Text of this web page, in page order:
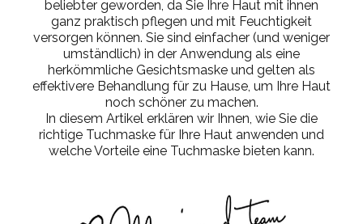
beliebter geworden, da Sie Ihre Haut mit ihnen
ganz praktisch pflegen und mit Feuchtigkeit
versorgen können. Sie sind einfacher (und weniger
umständlich) in der Anwendung als eine
herkömmliche Gesichtsmaske und gelten als
effektivere Behandlung für zu Hause, um Ihre Haut
noch schöner zu machen.
In diesem Artikel erklären wir Ihnen, wie Sie die
richtige Tuchmaske für Ihre Haut anwenden und
welche Vorteile eine Tuchmaske bieten kann.